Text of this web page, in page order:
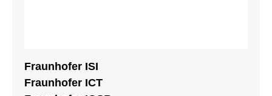
Fraunhofer ISI
Fraunhofer ICT